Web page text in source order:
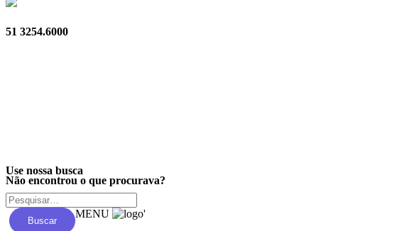
51 3254.6000
Não encontrou o que procurava?
Use nossa busca
Buscar
MENU '